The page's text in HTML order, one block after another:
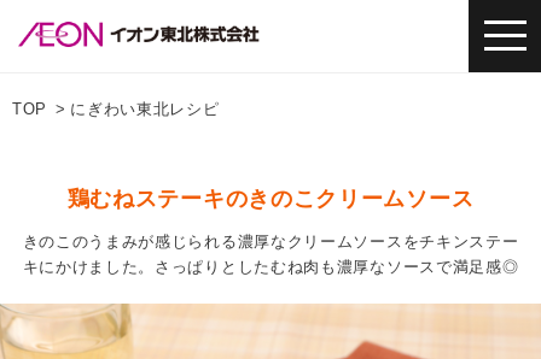
TOP にぎわい東北レシピ
鶏むねステーキのきのこクリームソース
きのこのうまみが感じられる濃厚なクリームソースをチキンステー
キにかけました。さっぱりとしたむね肉も濃厚なソースで満足感◎